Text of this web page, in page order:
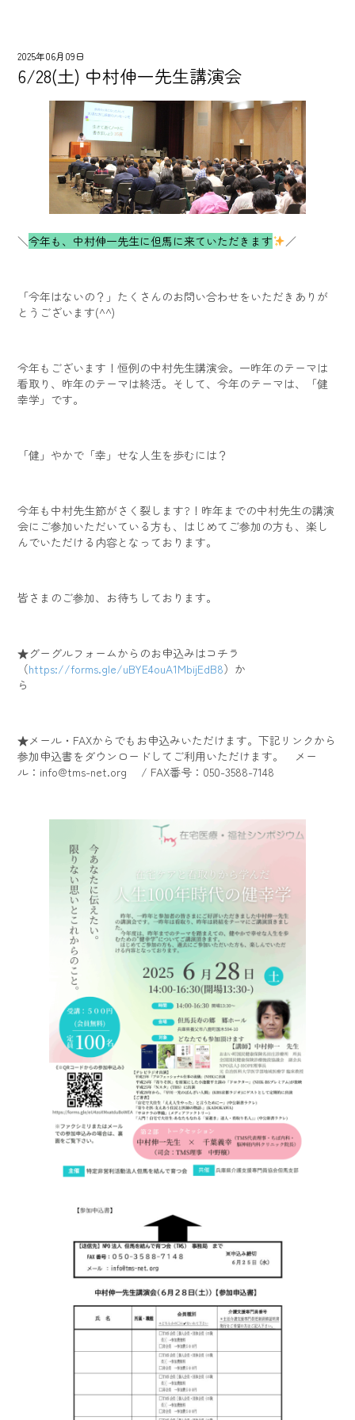
2025年06月09日
6/28(土) 中村伸一先生講演会
＼今年も、中村伸一先生に但馬に来ていただきます ／
「今年はないの？」たくさんのお問い合わせをいただきありが
とうございます(^^)
今年もございます！恒例の中村先生講演会。一昨年のテーマは
看取り、昨年のテーマは終活。そして、今年のテーマは、「健
幸学」です。
「健」やかで「幸」せな人生を歩むには？
今年も中村先生節がさく裂します?！昨年までの中村先生の講演
会にご参加いただいている方も、はじめてご参加の方も、楽し
んでいただける内容となっております。
皆さまのご参加、お待ちしております。
★グーグルフォームからのお申込みはコチラ
（https://forms.gle/uBYE4ouA1MbijEdB8）か
ら
★メール・FAXからでもお申込みいただけます。下記リンクから
参加申込書をダウンロードしてご利用いただけます。 メー
ル：info@tms-net.org / FAX番号：050-3588-7148